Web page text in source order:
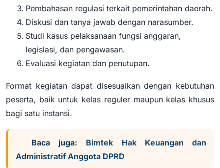
Pembahasan regulasi terkait pemerintahan daerah.
Diskusi dan tanya jawab dengan narasumber.
Studi kasus pelaksanaan fungsi anggaran,
legislasi, dan pengawasan.
Evaluasi kegiatan dan penutupan.
Format kegiatan dapat disesuaikan dengan kebutuhan
peserta, baik untuk kelas reguler maupun kelas khusus
bagi satu instansi.
Baca juga:
Bimtek Hak Keuangan dan
Administratif Anggota DPRD